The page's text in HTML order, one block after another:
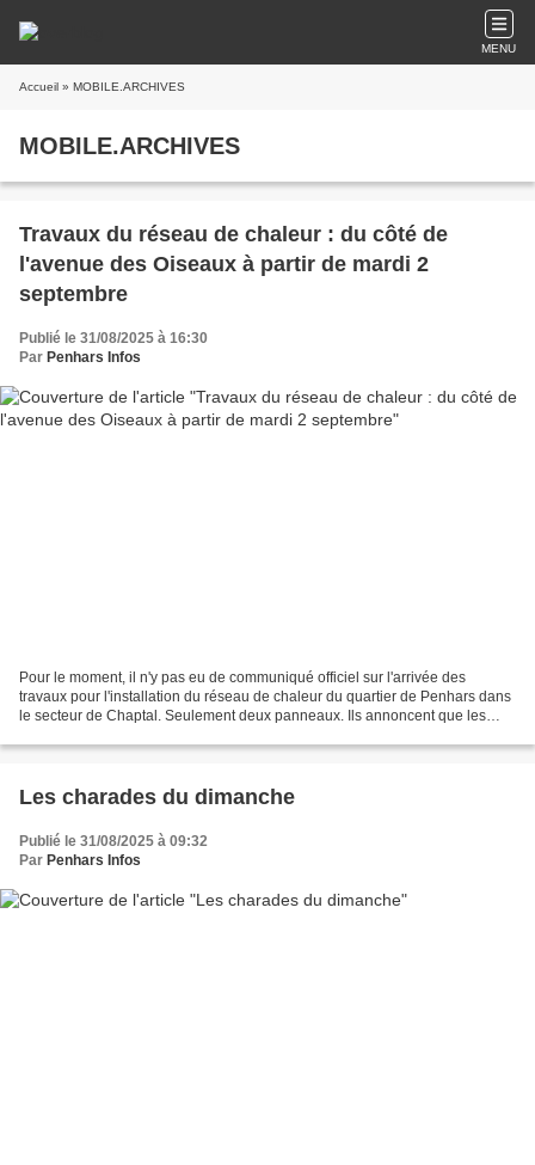
MENU
Accueil » MOBILE.ARCHIVES
MOBILE.ARCHIVES
Travaux du réseau de chaleur : du côté de
l'avenue des Oiseaux à partir de mardi 2
septembre
Publié le 31/08/2025 à 16:30
Par Penhars Infos
Pour le moment, il n'y pas eu de communiqué officiel sur l'arrivée des
travaux pour l'installation du réseau de chaleur du quartier de Penhars dans
le secteur de Chaptal. Seulement deux panneaux. Ils annoncent que les
Les charades du dimanche
Publié le 31/08/2025 à 09:32
Par Penhars Infos